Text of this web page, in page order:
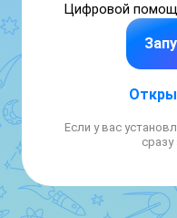
Цифровой
Если у вас
сразу